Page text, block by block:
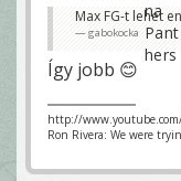
Max FG-t lehet
gabokocka
Így jobb 😊
http://
Ron Rivera: We were